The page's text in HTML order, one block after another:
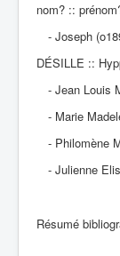
nom? ::
- Joseph
DÉSILLE ::
- Jean Louis
- Marie
- Philomène
- Julienne
Résumé